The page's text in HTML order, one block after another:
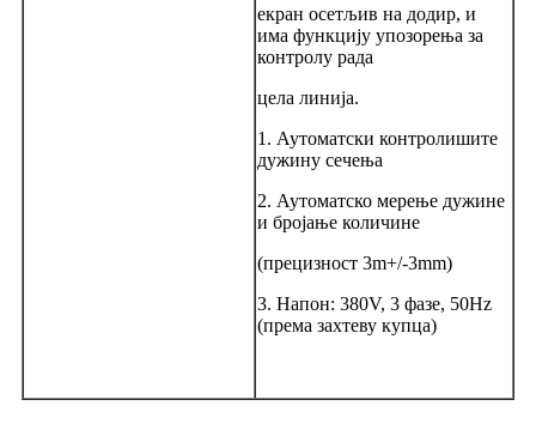
екран осетљив на додир, и
има функцију упозорења за
контролу рада
цела линија.
1. Аутоматски контролишите
дужину сечења
2. Аутоматско мерење дужине
и бројање количине
(прецизност 3m+/-3mm)
3. Напон: 380V, 3 фазе, 50Hz
(према захтеву купца)